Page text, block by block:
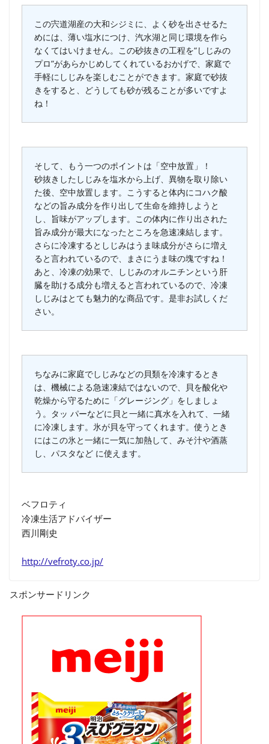
この宍道湖産の大和シジミに、よく砂を出させるた
めには、薄い塩水につけ、汽水湖と同じ環境を作ら
なくてはいけません。この砂抜きの工程を“しじみの
プロ”があらかじめしてくれているおかげで、家庭で
手軽にしじみを楽しむことができます。家庭で砂抜
きをすると、どうしても砂が残ることが多いですよ
ね！
そして、もう一つのポイントは「空中放置」！
砂抜きしたしじみを塩水から上げ、異物を取り除い
た後、空中放置します。こうすると体内にコハク酸
などの旨み成分を作り出して生命を維持しようと
し、旨味がアップします。この体内に作り出された
旨み成分が最大になったところを急速凍結します。
さらに冷凍するとしじみはうま味成分がさらに増え
ると言われているので、まさにうま味の塊ですね！
あと、冷凍の効果で、しじみのオルニチンという肝
臓を助ける成分も増えると言われているので、冷凍
しじみはとても魅力的な商品です。是非お試しくだ
さい。
ちなみに家庭でしじみなどの貝類を冷凍するとき
は、機械による急速凍結ではないので、貝を酸化や
乾燥から守るために「グレージング」をしましょ
う。タッ パーなどに貝と一緒に真水を入れて、一緒
に冷凍します。氷が貝を守ってくれます。使うとき
にはこの氷と一緒に一気に加熱して、みそ汁や酒蒸
し、パスタなど に使えます。
ベフロティ
冷凍生活アドバイザー
西川剛史
http://vefroty.co.jp/
スポンサードリンク